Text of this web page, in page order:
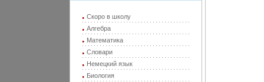
Скоро в школу
Алгебра
Математика
Словари
Немецкий язык
Биология